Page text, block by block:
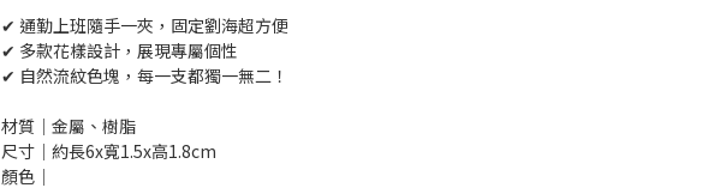
✔ 通勤上班隨手一夾，固定劉海超方便
✔ 多款花樣設計，展現專屬個性
✔ 自然流紋色塊，每一支都獨一無二！
材質│金屬、樹脂
尺寸│約長6x寬1.5x高1.8cm
顏色│